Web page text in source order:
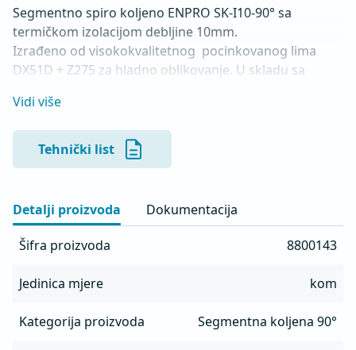
Segmentno spiro koljeno ENPRO SK-I10-90° sa
termičkom izolacijom debljine 10mm.
Izrađeno od visokokvalitetnog  pocinkovanog lima
DX51D + Z275 za hladno oblikovanje. U skladu sa
Vidi više
Tehnički list
Detalji proizvoda Dokumentacija
Šifra proizvoda 8800143
Jedinica mjere kom
Kategorija proizvoda Segmentna koljena 90°